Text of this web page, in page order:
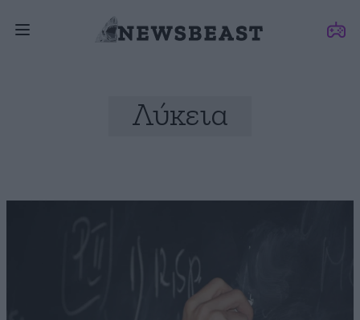
Λύκεια